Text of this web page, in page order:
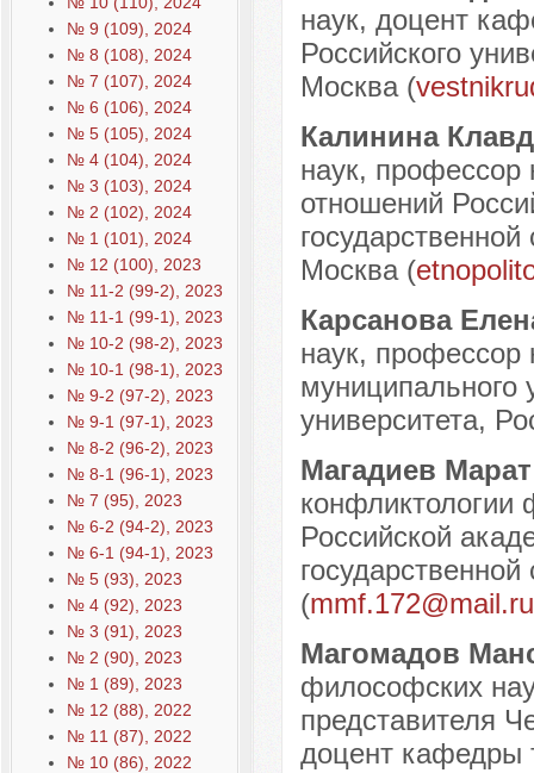
№ 9 (109), 2024
№ 8 (108), 2024
№ 7 (107), 2024
№ 6 (106), 2024
№ 5 (105), 2024
№ 4 (104), 2024
№ 3 (103), 2024
№ 2 (102), 2024
№ 1 (101), 2024
№ 12 (100), 2023
№ 11-2 (99-2), 2023
№ 11-1 (99-1), 2023
№ 10-2 (98-2), 2023
№ 10-1 (98-1), 2023
№ 9-2 (97-2), 2023
№ 9-1 (97-1), 2023
№ 8-2 (96-2), 2023
№ 8-1 (96-1), 2023
№ 7 (95), 2023
№ 6-2 (94-2), 2023
№ 6-1 (94-1), 2023
№ 5 (93), 2023
№ 4 (92), 2023
№ 3 (91), 2023
№ 2 (90), 2023
№ 1 (89), 2023
№ 12 (88), 2022
№ 11 (87), 2022
№ 10 (86), 2022
наук, доцент
Российского
Москва (
Калинина
наук,
отношений
Москва (
Карсанова
наук, профессор
муниципального
университета,
Магадиев
конфликтологии
Российской
(mmf.172@mail.ru
Магомадов
философских
представителя
доцент кафедры